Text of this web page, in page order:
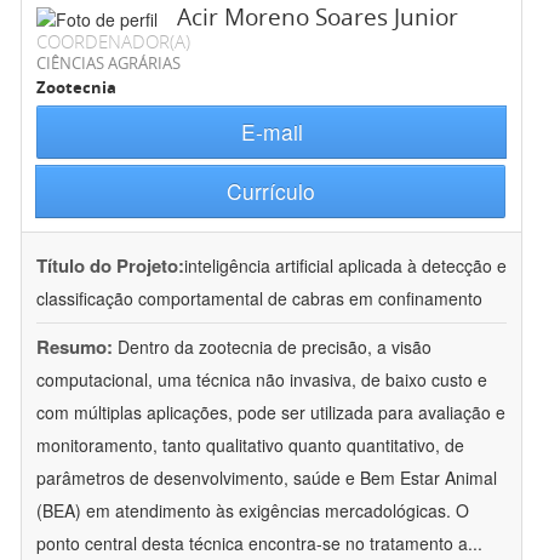
Acir Moreno Soares Junior
COORDENADOR(A)
CIÊNCIAS AGRÁRIAS
Zootecnia
E-mail
Currículo
Título do Projeto:inteligência artificial aplicada à detecção e
classificação comportamental de cabras em confinamento
Resumo: Dentro da zootecnia de precisão, a visão
computacional, uma técnica não invasiva, de baixo custo e
com múltiplas aplicações, pode ser utilizada para avaliação e
monitoramento, tanto qualitativo quanto quantitativo, de
parâmetros de desenvolvimento, saúde e Bem Estar Animal
(BEA) em atendimento às exigências mercadológicas. O
ponto central desta técnica encontra-se no tratamento a...